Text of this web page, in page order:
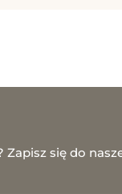
się do